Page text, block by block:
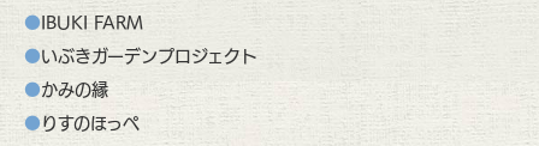
IBUKI FARM
いぶきガーデンプロジェクト
かみの縁
りすのほっぺ